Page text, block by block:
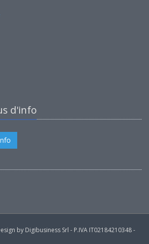
d'info
by Digibusiness Srl - P.IVA IT02184210348 -